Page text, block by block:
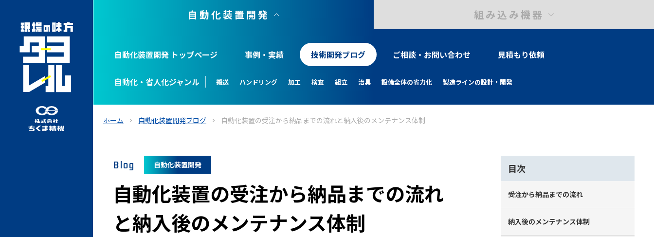
自動化装置開発
自動化装置開発 トップページ 事例・実績 技術開発ブログ ご相談・お問い合わせ 見積もり依頼
自動化・省人化ジャンル 搬送 ハンドリング 加工 検査 組立 治具 設備全体の省力化 製造ラインの設計・開発
組み込み機器
ホーム 自動化装置開発ブログ 自動化装置の受注から納品までの流れと納入後のメンテナンス体制
Blog 自動化装置開発
自動化装置の受注から納品までの流れ
と納入後のメンテナンス体制
目次
受注から納品までの流れ
納入後のメンテナンス体制